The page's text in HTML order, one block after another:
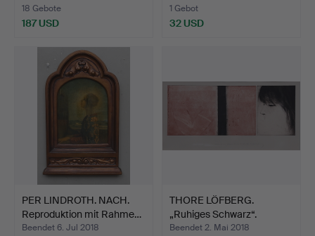
18 Gebote
187 USD
1 Gebot
32 USD
PER LINDROTH. NACH.
Reproduktion mit Rahme…
Beendet 6. Jul 2018
THORE LÖFBERG.
„Ruhiges Schwarz“.
Farbradi…
Beendet 2. Mai 2018